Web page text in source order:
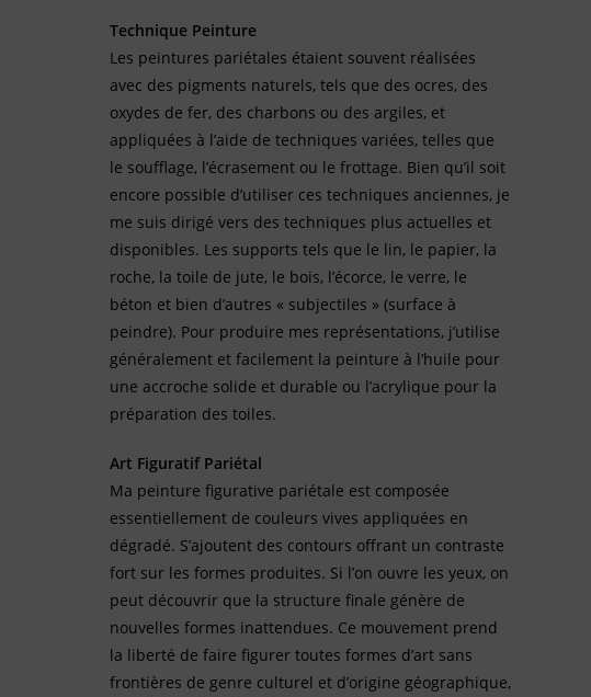
Technique Peinture
Les peintures pariétales étaient souvent réalisées
avec des pigments naturels, tels que des ocres, des
oxydes de fer, des charbons ou des argiles, et
appliquées à l’aide de techniques variées, telles que
le soufflage, l’écrasement ou le frottage. Bien qu’il soit
encore possible d’utiliser ces techniques anciennes, je
me suis dirigé vers des techniques plus actuelles et
disponibles. Les supports tels que le lin, le papier, la
roche, la toile de jute, le bois, l’écorce, le verre, le
béton et bien d’autres « subjectiles » (surface à
peindre). Pour produire mes représentations, j’utilise
généralement et facilement la peinture à l’huile pour
une accroche solide et durable ou l’acrylique pour la
préparation des toiles.
Art Figuratif Pariétal
Ma peinture figurative pariétale est composée
essentiellement de couleurs vives appliquées en
dégradé. S’ajoutent des contours offrant un contraste
fort sur les formes produites. Si l’on ouvre les yeux, on
peut découvrir que la structure finale génère de
nouvelles formes inattendues. Ce mouvement prend
la liberté de faire figurer toutes formes d’art sans
frontières de genre culturel et d’origine géographique,